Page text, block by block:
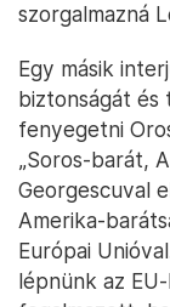
szorgalmazná
Egy másik
biztonságát és
fenyegetni
„Soros-barát,
Georgescuval
Amerika-
Európai
lépnünk az